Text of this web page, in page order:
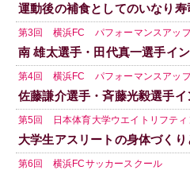
運動後の補食としてのいなり
第3回 横浜FC パフォーマンスアップ
南 雄太選手・田代真一選手イ
第4回 横浜FC パフォーマンスアップ
佐藤謙介選手・斉藤光毅選手
第5回 日本体育大学ウエイトリフティ
大学生アスリートの身体づくり
第6回 横浜FCサッカースクール